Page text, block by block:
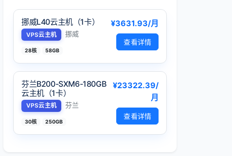
挪威L40云主机（1卡）
VPS云主机 挪威
28核 58GB
¥3631.93/月
查看详情
芬兰B200-SXM6-180GB
云主机（1卡）
VPS云主机 芬兰
30核 250GB
¥23322.39/
月
查看详情